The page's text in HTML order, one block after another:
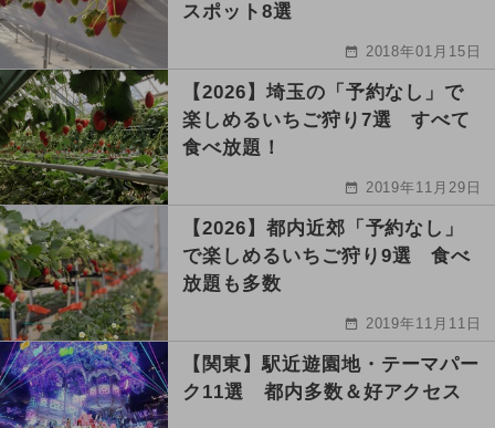
スポット8選
2018年01月15日
【2026】埼玉の「予約なし」で
楽しめるいちご狩り7選 すべて
食べ放題！
2019年11月29日
【2026】都内近郊「予約なし」
で楽しめるいちご狩り9選 食べ
放題も多数
2019年11月11日
【関東】駅近遊園地・テーマパー
ク11選 都内多数＆好アクセス